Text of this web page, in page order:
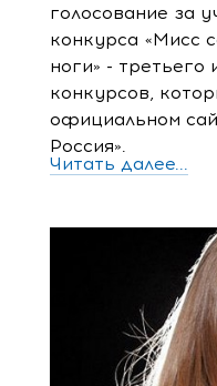
голосование за
конкурса «Мисс
ноги» - третьего
конкурсов,
официальном
Россия».
Читать далее...